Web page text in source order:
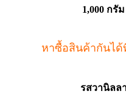
1,000 กรัม
หาซื้อสินค้ากันได้
รสวานิลล